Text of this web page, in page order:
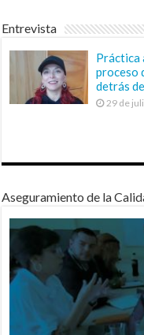
Entrevista
Práctica
proceso
detrás
29 de
Aseguramiento de la